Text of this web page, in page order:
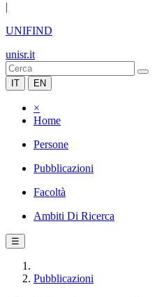
|
UNIFIND
unisr.it
IT EN
×
Home
Persone
Pubblicazioni
Facoltà
Ambiti Di Ricerca
☰
Pubblicazioni